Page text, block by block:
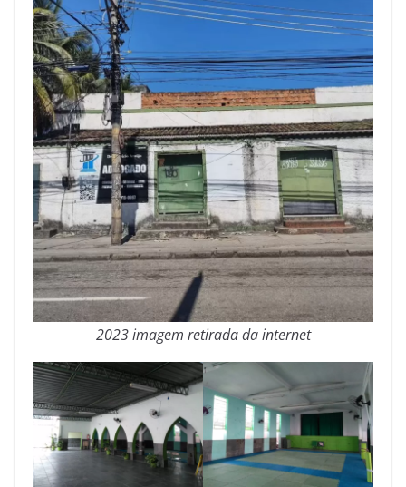
2023 imagem retirada da internet